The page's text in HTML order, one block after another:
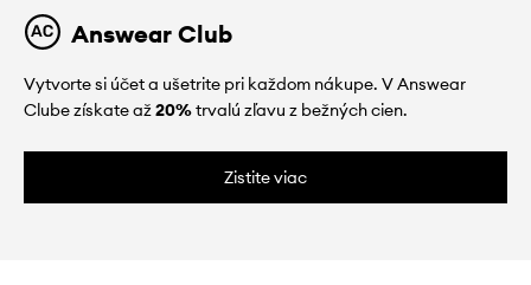
Answear Club
Vytvorte si účet a ušetrite pri každom nákupe. V Answear
Clube získate až20%trvalú zľavu z bežných cien.
Zistite viac